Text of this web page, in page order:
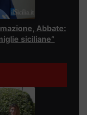
Abbate:
siciliane”